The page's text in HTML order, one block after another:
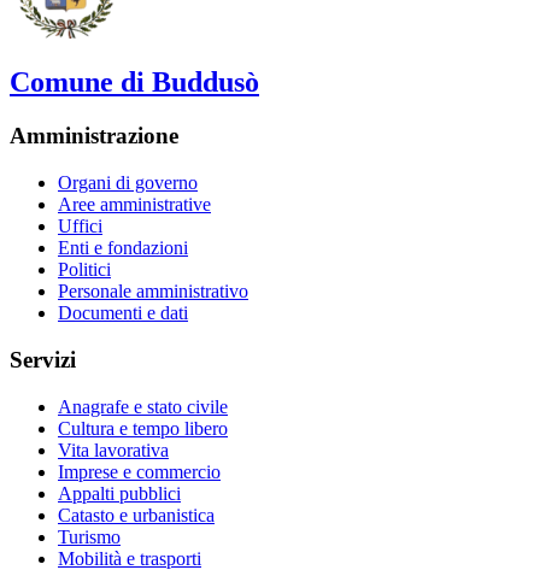
Comune di Buddusò
Amministrazione
Organi di governo
Aree amministrative
Uffici
Enti e fondazioni
Politici
Personale amministrativo
Documenti e dati
Servizi
Anagrafe e stato civile
Cultura e tempo libero
Vita lavorativa
Imprese e commercio
Appalti pubblici
Catasto e urbanistica
Turismo
Mobilità e trasporti